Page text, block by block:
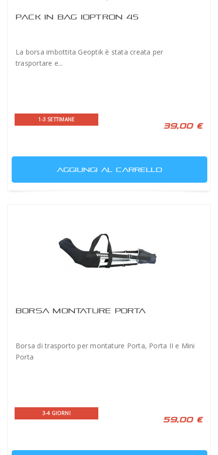
PACK IN BAG IOPTRON 45
La borsa imbottita Geoptik è stata creata per
trasportare e...
1-3 SETTIMANE
39,00 €
AGGIUNGI AL CARRELLO
BORSA MONTATURE PORTA
Borsa di trasporto per montature Porta, Porta II e Mini
Porta
3-4 GIORNI
59,00 €